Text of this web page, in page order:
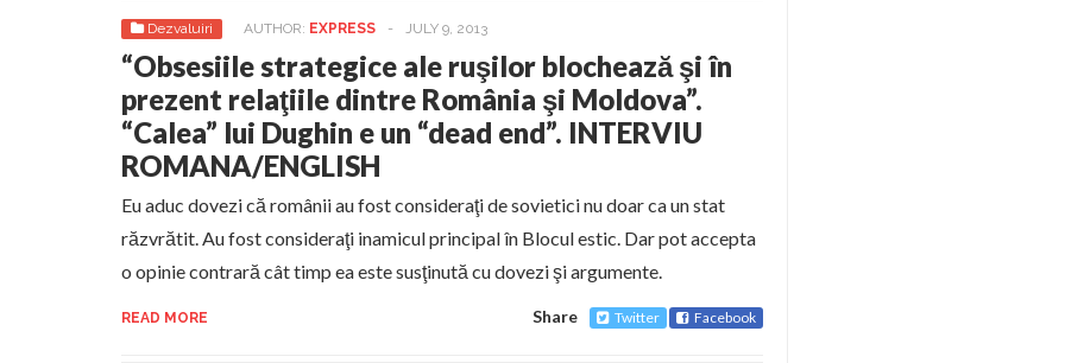
Dezvaluiri AUTHOR: EXPRESS - JULY 9, 2013
“Obsesiile strategice ale ruşilor blochează şi în
prezent relaţiile dintre România şi Moldova”.
“Calea” lui Dughin e un “dead end”. INTERVIU
ROMANA/ENGLISH
Eu aduc dovezi că românii au fost consideraţi de sovietici nu doar ca un stat
răzvrătit. Au fost consideraţi inamicul principal în Blocul estic. Dar pot accepta
o opinie contrară cât timp ea este susţinută cu dovezi şi argumente.
READ MORE Share Twitter Facebook